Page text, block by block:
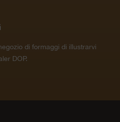
di formaggi di illustrarvi
DOP.